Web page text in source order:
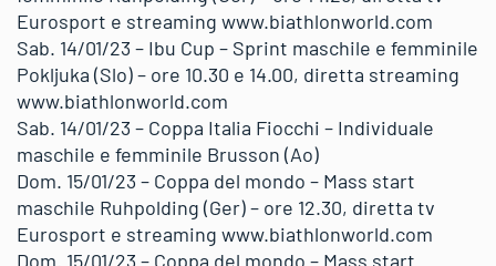
Eurosport e streaming www.biathlonworld.com
Sab. 14/01/23 – Ibu Cup – Sprint maschile e femminile
Pokljuka (Slo) – ore 10.30 e 14.00, diretta streaming
www.biathlonworld.com
Sab. 14/01/23 – Coppa Italia Fiocchi – Individuale
maschile e femminile Brusson (Ao)
Dom. 15/01/23 – Coppa del mondo – Mass start
maschile Ruhpolding (Ger) – ore 12.30, diretta tv
Eurosport e streaming www.biathlonworld.com
Dom. 15/01/23 – Coppa del mondo – Mass start